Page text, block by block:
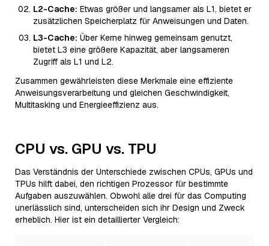
L2-Cache: Etwas größer und langsamer als L1, bietet er
zusätzlichen Speicherplatz für Anweisungen und Daten.
L3-Cache: Über Kerne hinweg gemeinsam genutzt,
bietet L3 eine größere Kapazität, aber langsameren
Zugriff als L1 und L2.
Zusammen gewährleisten diese Merkmale eine effiziente
Anweisungsverarbeitung und gleichen Geschwindigkeit,
Multitasking und Energieeffizienz aus.
CPU vs. GPU vs. TPU
Das Verständnis der Unterschiede zwischen CPUs, GPUs und
TPUs hilft dabei, den richtigen Prozessor für bestimmte
Aufgaben auszuwählen. Obwohl alle drei für das Computing
unerlässlich sind, unterscheiden sich ihr Design und Zweck
erheblich. Hier ist ein detaillierter Vergleich: